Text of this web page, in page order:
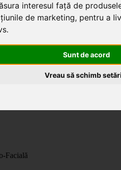
interesul față de
de marketing, pentru a
.
Sunt de acord
Vreau să schimb
Facială